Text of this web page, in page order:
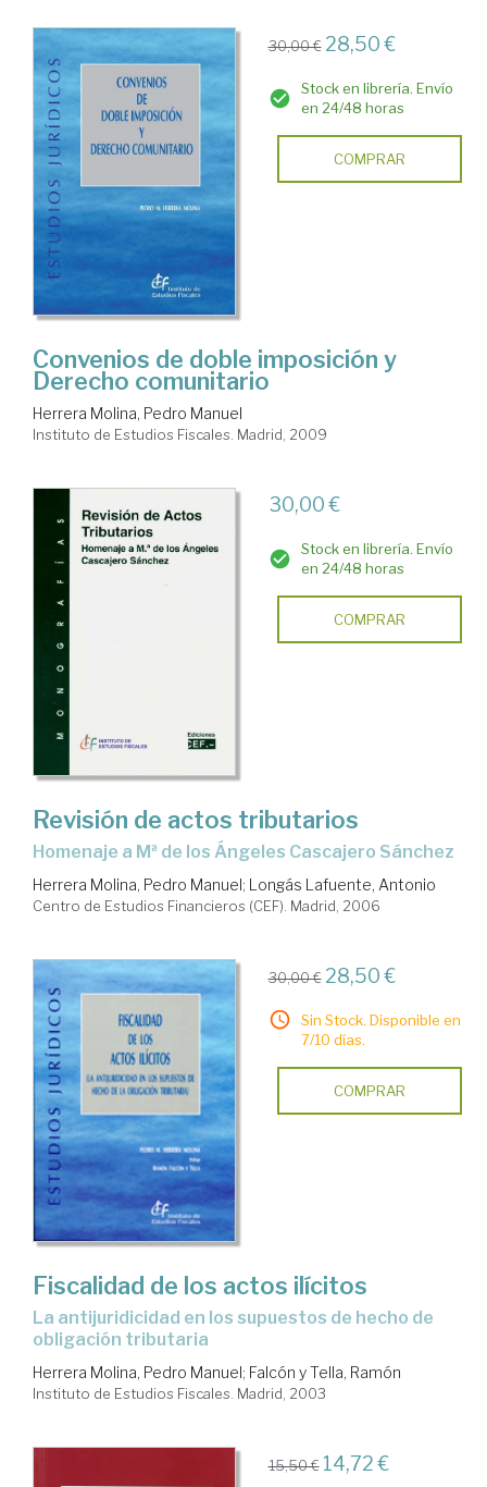
30,00 € 28,50 €
Stock en librería. Envío
en 24/48 horas
COMPRAR
Convenios de doble imposición y
Derecho comunitario
Herrera Molina, Pedro Manuel
Instituto de Estudios Fiscales. Madrid, 2009
30,00 €
Stock en librería. Envío
en 24/48 horas
COMPRAR
Revisión de actos tributarios
Homenaje a Mª de los Ángeles Cascajero Sánchez
Herrera Molina, Pedro Manuel; Longás Lafuente, Antonio
Centro de Estudios Financieros (CEF). Madrid, 2006
30,00 € 28,50 €
Sin Stock. Disponible en
7/10 días.
COMPRAR
Fiscalidad de los actos ilícitos
La antijuridicidad en los supuestos de hecho de
obligación tributaria
Herrera Molina, Pedro Manuel; Falcón y Tella, Ramón
Instituto de Estudios Fiscales. Madrid, 2003
15,50 € 14,72 €